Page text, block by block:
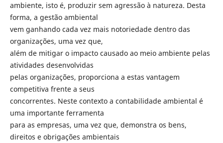
ambiente, isto é, produzir sem agressão à natureza. Desta
forma, a gestão ambiental
vem ganhando cada vez mais notoriedade dentro das
organizações, uma vez que,
além de mitigar o impacto causado ao meio ambiente pelas
atividades desenvolvidas
pelas organizações, proporciona a estas vantagem
competitiva frente a seus
concorrentes. Neste contexto a contabilidade ambiental é
uma importante ferramenta
para as empresas, uma vez que, demonstra os bens,
direitos e obrigações ambientais